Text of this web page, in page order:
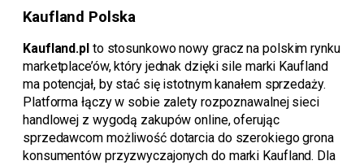
Kaufland Polska
Kaufland.plto stosunkowo nowy gracz na polskim rynku
marketplace’ów, który jednak dzięki sile marki Kaufland
ma potencjał, by stać się istotnym kanałem sprzedaży.
Platforma łączy w sobie zalety rozpoznawalnej sieci
handlowej z wygodą zakupów online, oferując
sprzedawcom możliwość dotarcia do szerokiego grona
konsumentów przyzwyczajonych do marki Kaufland. Dla